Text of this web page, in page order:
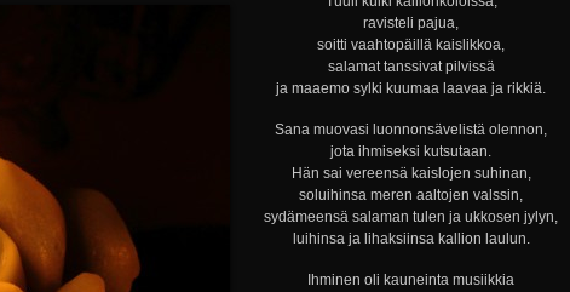
ravisteli pajua,
soitti vaahtopäillä kaislikkoa,
salamat tanssivat pilvissä
ja maaemo sylki kuumaa laavaa ja rikkiä.
Sana muovasi luonnonsävelistä olennon,
jota ihmiseksi kutsutaan.
Hän sai vereensä kaislojen suhinan,
soluihinsa meren aaltojen valssin,
sydämeensä salaman tulen ja ukkosen jylyn,
luihinsa ja lihaksiinsa kallion laulun.
Ihminen oli kauneinta musiikkia